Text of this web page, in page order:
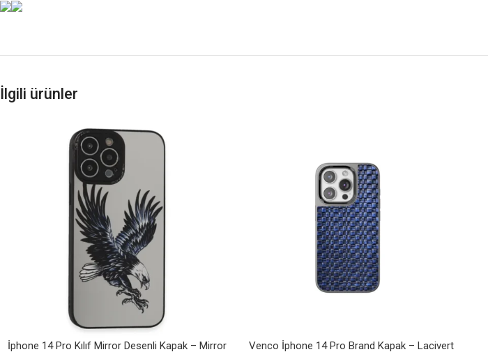
İlgili ürünler
İphone 14 Pro Kılıf Mirror Desenli Kapak – Mirror Venco İphone 14 Pro Brand Kapak – Lacivert